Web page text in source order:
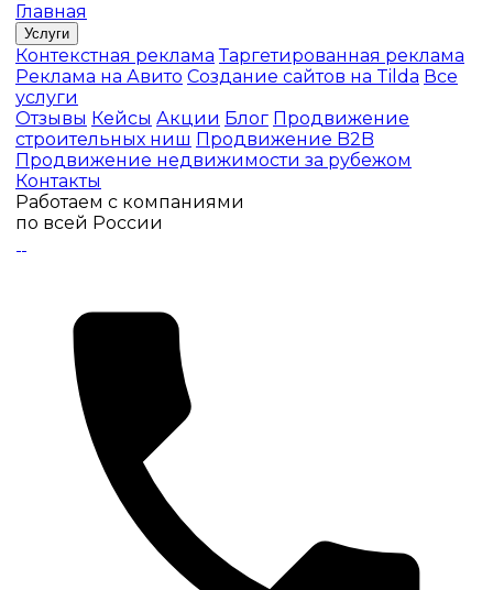
Главная
Услуги
Контекстная реклама Таргетированная реклама
Реклама на Авито Создание сайтов на Tilda Все
услуги
Отзывы Кейсы Акции Блог Продвижение
строительных ниш Продвижение B2B
Продвижение недвижимости за рубежом
Контакты
Работаем с компаниями
по всей России